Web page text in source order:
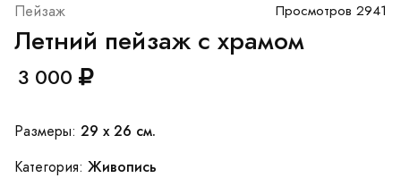
Пейзаж Просмотров 2941
Летний пейзаж с храмом
3 000
Размеры: 29 x 26 см.
Категория: Живопись